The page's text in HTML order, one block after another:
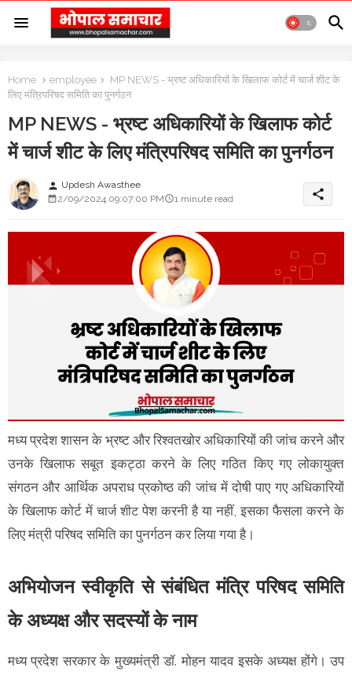
Home employee
MP NEWS - भ्रष्ट अधिकारियों के खिलाफ कोर्ट में चार्ज शीट के
लिए मंत्रिपरिषद समिति का पुनर्गठन
MP NEWS - भ्रष्ट अधिकारियों के खिलाफ कोर्ट
में चार्ज शीट के लिए मंत्रिपरिषद समिति का पुनर्गठन
person Updesh Awasthee
2/09/2024 09:07:00 PM
1 minute read share
मध्य प्रदेश शासन के भ्रष्ट और रिश्वतखोर अधिकारियों की जांच करने और
उनके खिलाफ सबूत इकट्ठा करने के लिए गठित किए गए लोकायुक्त
संगठन और आर्थिक अपराध प्रकोष्ठ की जांच में दोषी पाए गए अधिकारियों
के खिलाफ कोर्ट में चार्ज शीटपेश करनी है या नहीं, इसका फैसला करने के
लिए मंत्री परिषद समिति का पुनर्गठन कर लिया गया है।
अभियोजन स्वीकृति से संबंधित मंत्रि परिषद समिति
के अध्यक्ष और सदस्यों के नाम
मध्य प्रदेश सरकार के मुख्यमंत्री डॉ. मोहन यादव इसके अध्यक्ष होंगे। उप